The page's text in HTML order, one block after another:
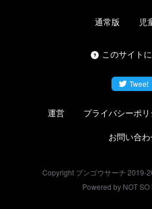
通常版 児
このサイト
Tweet
運営 プライバシーポ
お問い合
Copyright ブンゴウサーチ 2019-
Powered by NOT SO